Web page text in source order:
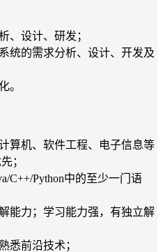
、设计、研发；
统的需求分析、设计、开发及
。
算机、软件工程、电子信息等
；
C++/Python中的至少一门语
能力；学习能力强，有独立解
悉前沿技术；